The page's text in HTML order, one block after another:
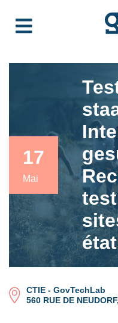
17
Mai
CTIE - GovTechLab
560 RUE DE